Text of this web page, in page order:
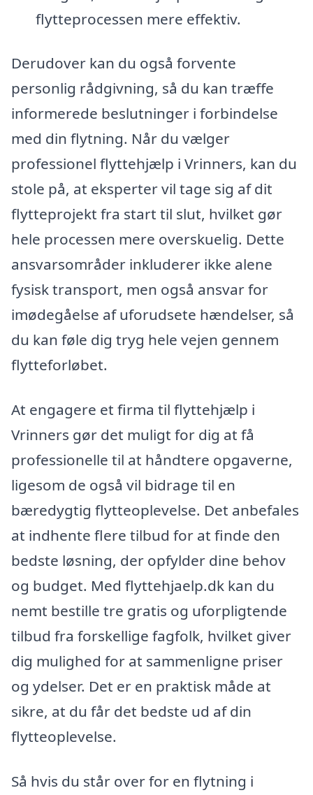
flytteprocessen mere effektiv.
Derudover kan du også forvente
personlig rådgivning, så du kan træffe
informerede beslutninger i forbindelse
med din flytning. Når du vælger
professionel flyttehjælp i Vrinners, kan du
stole på, at eksperter vil tage sig af dit
flytteprojekt fra start til slut, hvilket gør
hele processen mere overskuelig. Dette
ansvarsområder inkluderer ikke alene
fysisk transport, men også ansvar for
imødegåelse af uforudsete hændelser, så
du kan føle dig tryg hele vejen gennem
flytteforløbet.
At engagere et firma til flyttehjælp i
Vrinners gør det muligt for dig at få
professionelle til at håndtere opgaverne,
ligesom de også vil bidrage til en
bæredygtig flytteoplevelse. Det anbefales
at indhente flere tilbud for at finde den
bedste løsning, der opfylder dine behov
og budget. Med flyttehjaelp.dk kan du
nemt bestille tre gratis og uforpligtende
tilbud fra forskellige fagfolk, hvilket giver
dig mulighed for at sammenligne priser
og ydelser. Det er en praktisk måde at
sikre, at du får det bedste ud af din
flytteoplevelse.
Så hvis du står over for en flytning i